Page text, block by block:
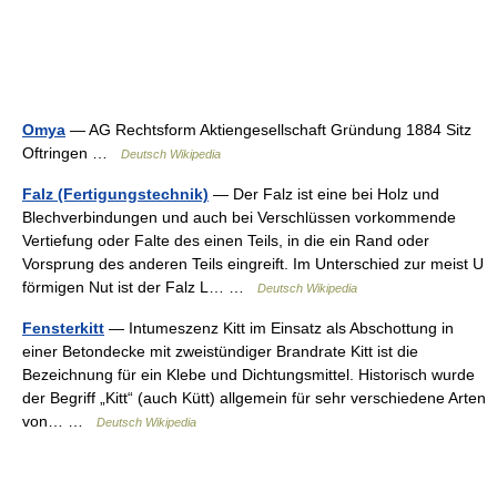
Omya — AG Rechtsform Aktiengesellschaft Gründung 1884 Sitz
Oftringen …
Deutsch Wikipedia
Falz (Fertigungstechnik) — Der Falz ist eine bei Holz und
Blechverbindungen und auch bei Verschlüssen vorkommende
Vertiefung oder Falte des einen Teils, in die ein Rand oder
Vorsprung des anderen Teils eingreift. Im Unterschied zur meist U
förmigen Nut ist der Falz L… …
Deutsch Wikipedia
Fensterkitt — Intumeszenz Kitt im Einsatz als Abschottung in
einer Betondecke mit zweistündiger Brandrate Kitt ist die
Bezeichnung für ein Klebe und Dichtungsmittel. Historisch wurde
der Begriff „Kitt“ (auch Kütt) allgemein für sehr verschiedene Arten
von… …
Deutsch Wikipedia